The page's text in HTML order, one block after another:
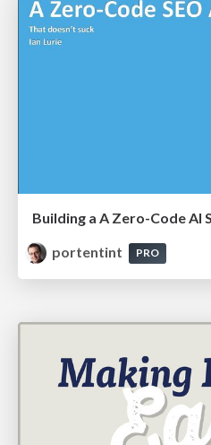
Building a A Zero-Code AI
portentint
PRO